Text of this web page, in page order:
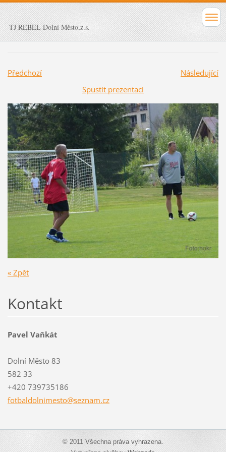
TJ REBEL Dolní Město,z.s.
Předchozí
Následující
Spustit prezentaci
« Zpět
Kontakt
Pavel Vaňkát
Dolní Město 83
582 33
+420 739735186
fotbaldolnimesto@seznam.cz
© 2011 Všechna práva vyhrazena.